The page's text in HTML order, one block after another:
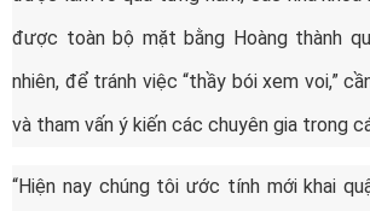
được toàn bộ mặt bằng Hoàng thành
nhiên, để tránh việc “thầy bói xem voi,”
và tham vấn ý kiến các chuyên gia trong
“Hiện nay chúng tôi ước tính mới khai